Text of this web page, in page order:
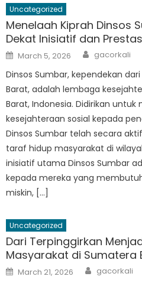
Uncategorized
Menelaah Kiprah Dinsos
Dekat Inisiatif dan
Posted
on
March 5, 2026 Author
gacorkali
Dinsos Sumbar, kependekan
Barat, adalah lembaga
Barat, Indonesia. Didirikan
kesejahteraan sosial kepada
Dinsos Sumbar telah secara
taraf hidup masyarakat di
inisiatif utama Dinsos Sumbar
kepada mereka yang
miskin, […]
Uncategorized
Dari Terpinggirkan
Masyarakat di Sumatera
Posted
on
March 21, 2026 Author
gacorkali